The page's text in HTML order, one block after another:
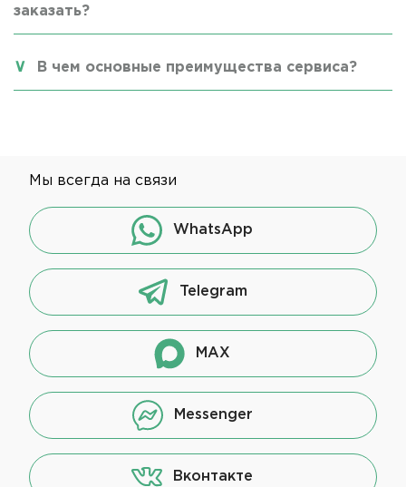
заказать?
В чем основные преимущества сервиса?
Мы всегда на связи
WhatsApp
Telegram
MAX
Messenger
Вконтакте